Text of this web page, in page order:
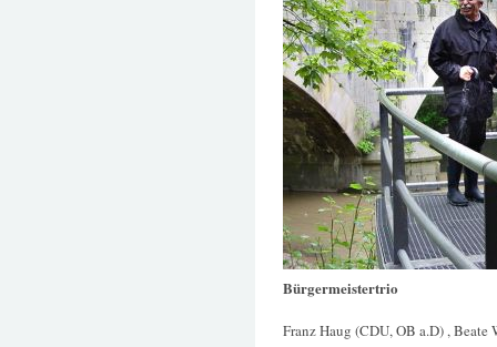
Bürgermeistertrio
Franz Haug (CDU, OB a.D) ,